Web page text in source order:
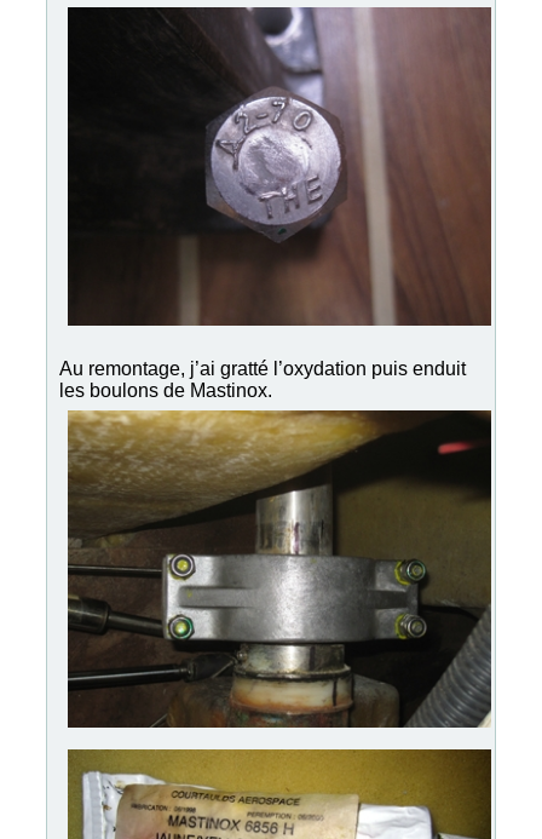
Au remontage, j’ai gratté l’oxydation puis enduit
les boulons de Mastinox.